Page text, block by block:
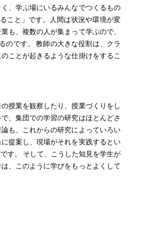
、学ぶ場にいるみんなでつくるもの
こと」です。人間は状況や環境が変
も、複数の人が集まって学ぶので、
のです。 教師の大きな役割は、クラ
ことが起きるような仕掛けをするこ
授業を観察したり、授業づくりをし
、集団での学習の研究はほとんどさ
も、これからの研究によっていろい
提案し、現場がそれを実践するとい
す。 そして、こうした知見を学生が
、このように学びをもっとよくして